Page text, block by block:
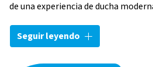
de una experiencia de ducha
Esto no solo aportará a tu baño una
sino que también optimizará el
Seguir leyendo